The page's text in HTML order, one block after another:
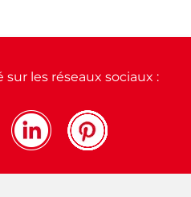
les réseaux sociaux :